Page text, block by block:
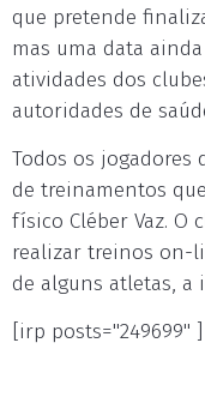
que pretende
mas uma data
atividades dos
autoridades de
Todos os jogadores
de treinamentos
físico Cléber Vaz. O
realizar treinos on-
de alguns atletas, a
[irp posts="249699" ]